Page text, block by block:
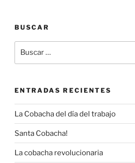
BUSCAR
por:
ENTRADAS RECIENTES
La Cobacha del día del trabajo
Santa Cobacha!
La cobacha revolucionaria